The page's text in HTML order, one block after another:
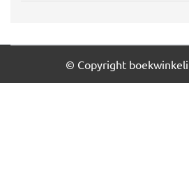
© Copyright